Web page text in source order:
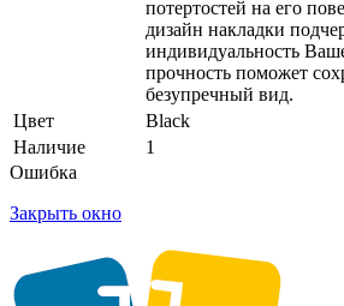
потертостей на его
дизайн накладки
индивидуальность
прочность поможет
безупречный вид.
Цвет
Black
Наличие
1
Ошибка
Закрыть окно